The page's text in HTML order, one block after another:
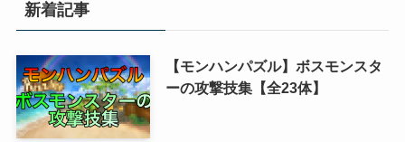
新着記事
【モンハンパズル】ボスモンスタ
ーの攻撃技集【全23体】